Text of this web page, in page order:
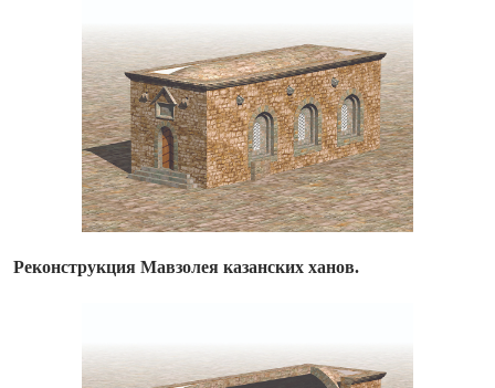
Реконструкция Мавзолея казанских ханов.